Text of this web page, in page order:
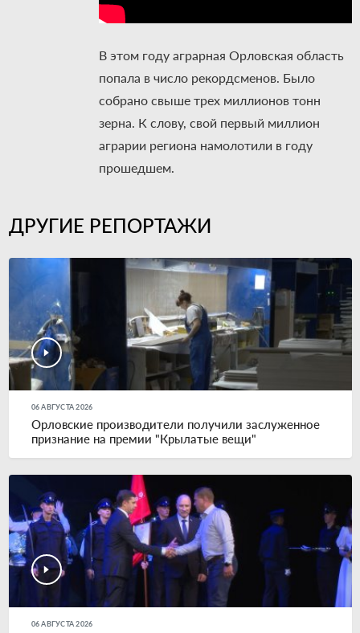
В этом году аграрная Орловская область
попала в число рекордсменов. Было
собрано свыше трех миллионов тонн
зерна. К слову, свой первый миллион
аграрии региона намолотили в году
прошедшем.
ДРУГИЕ РЕПОРТАЖИ
06 АВГУСТА 2026
Орловские производители получили заслуженное
признание на премии "Крылатые вещи"
06 АВГУСТА 2026